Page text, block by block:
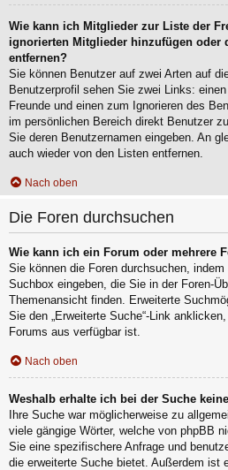
Wie kann ich Mitglieder zur Liste der
ignorierten Mitglieder hinzufügen oder
entfernen?
Sie können Benutzer auf zwei Arten auf
Benutzerprofil sehen Sie zwei Links:
Freunde und einen zum Ignorieren des
im persönlichen Bereich direkt Benutzer
Sie deren Benutzernamen eingeben. An
auch wieder von den Listen entfernen.
Nach oben
Die Foren durchsuchen
Wie kann ich ein Forum oder mehrere
Sie können die Foren durchsuchen,
Suchbox eingeben, die Sie in der Foren-
Themenansicht finden. Erweiterte
Sie den „Erweiterte Suche“-Link
Forums aus verfügbar ist.
Nach oben
Weshalb erhalte ich bei der Suche
Ihre Suche war möglicherweise zu
viele gängige Wörter, welche von phpBB
Sie eine spezifischere Anfrage und
die erweiterte Suche bietet. Außerdem ist